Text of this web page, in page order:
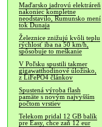
Maďarsko jadrovú elektráreň
nakoniec kompletne
neodstavilo, Rumunsko mení
tok Dunaja
Železnice znižujú kvôli teplu
rýchlosť iba na 50 km/h,
spôsobuje to meškanie
V Poľsku spustili takmer
gigawatthodinové úložisko,
z LiFePO4 článkov
Spustená výroba flash
pamäte s novým najvyšším
počtom vrstiev
Telekom pridal 12 GB balík
pre Easy, chce zaň 12 eur